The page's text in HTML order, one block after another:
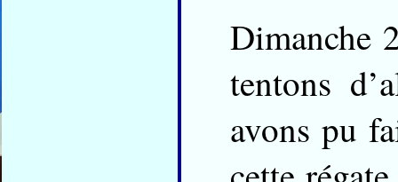
Dimanche
tentons
avons pu